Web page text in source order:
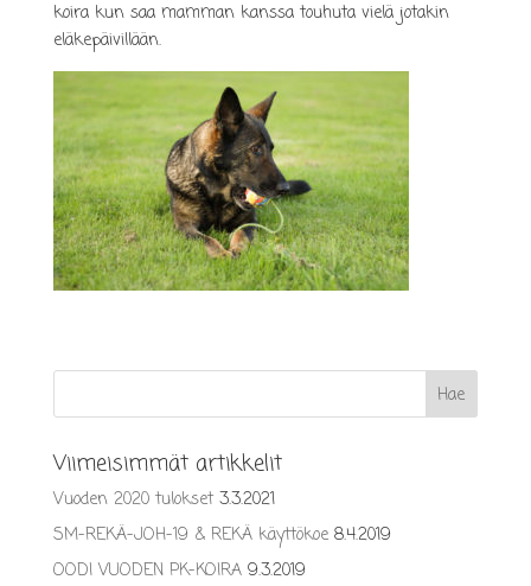
koira kun saa mamman kanssa touhuta vielä jotakin
eläkepäivillään.
Viimeisimmät artikkelit
Vuoden 2020 tulokset 3.3.2021
SM-REKÄ-JOH-19 & REKÄ käyttökoe 8.4.2019
OODI VUODEN PK-KOIRA 9.3.2019